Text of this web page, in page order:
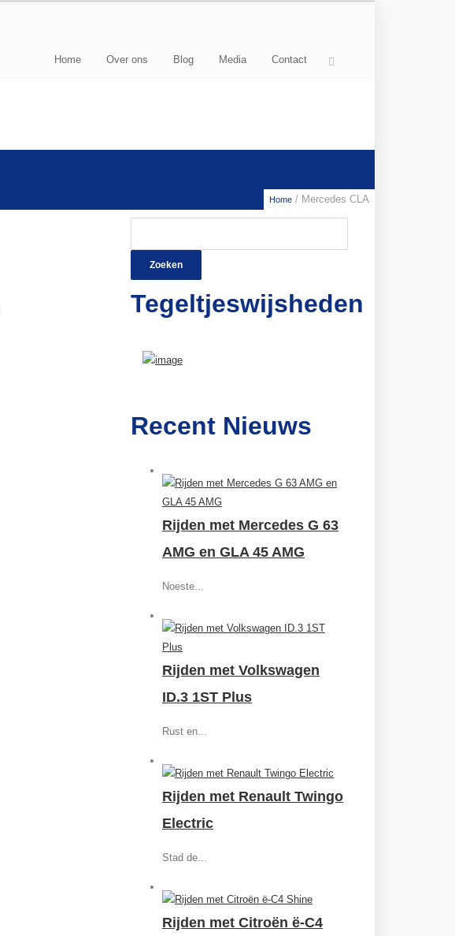
Home Over ons Blog Media Contact
Home / Mercedes CLA
Tegeltjeswijsheden
Recent Nieuws
Rijden met Mercedes G 63
AMG en GLA 45 AMG
Noeste...
Rijden met Volkswagen
ID.3 1ST Plus
Rust en...
Rijden met Renault Twingo
Electric
Stad de...
Rijden met Citroën ë-C4